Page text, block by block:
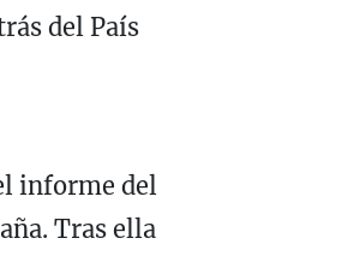
del País
informe del
Tras ella